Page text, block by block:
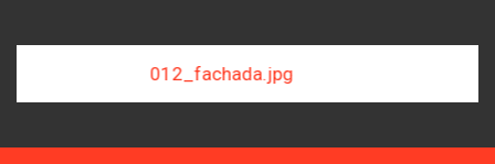
103_banheiro.jpg